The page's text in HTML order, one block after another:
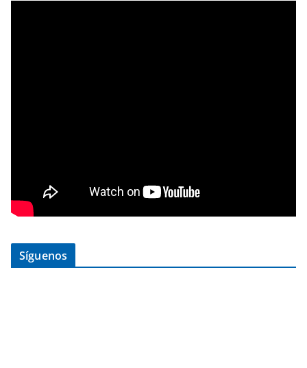
Síguenos